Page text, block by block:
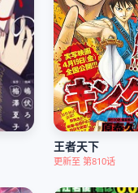
王者天下
更新至 第810话